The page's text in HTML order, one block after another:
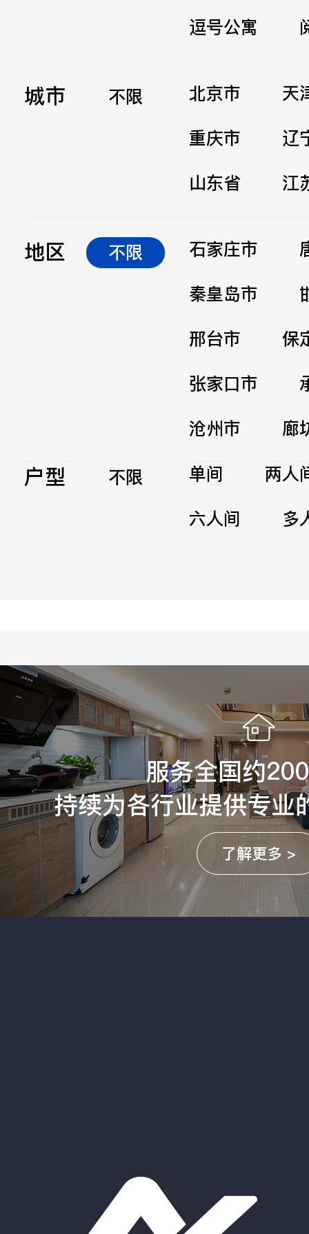
逗号公寓
城市 不限 北京市
天
重庆市
辽
山东省
江
地区 不限 石家庄市
秦皇岛市
邢台市
保
张家口市
沧州市
廊
户型 不限 单间
两人
六人间
多
服务全国约
持续为各行业提供专业
了解更多 >
立即提交